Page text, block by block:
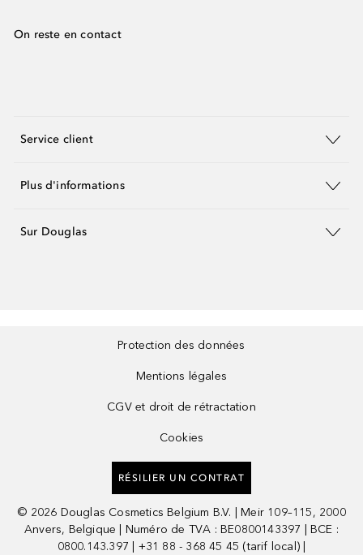
On reste en contact
Service client
Plus d'informations
Sur Douglas
Protection des données
Mentions légales
CGV et droit de rétractation
Cookies
RÉSILIER UN CONTRAT
© 2026 Douglas Cosmetics Belgium B.V. | Meir 109–115, 2000
Anvers, Belgique | Numéro de TVA : BE0800143397 | BCE :
0800.143.397 | +31 88 - 368 45 45 (tarif local) |